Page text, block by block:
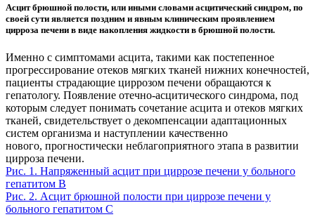
Асцит брюшной полости, или иными словами асцитический синдром, по
своей сути является поздним и явным клиническим проявлением
цирроза печени в виде накопления жидкости в брюшной полости.
Именно с симптомами асцита, такими как постепенное
прогрессирование отеков мягких тканей нижних конечностей,
пациенты страдающие циррозом печени обращаются к
гепатологу. Появление отечно-асцитического синдрома, под
которым следует понимать сочетание асцита и отеков мягких
тканей, свидетельствует о декомпенсации адаптационных
систем организма и наступлении качественно
нового, прогностически неблагоприятного этапа в развитии
цирроза печени.
Рис. 1. Напряженный асцит при циррозе печени у больного
гепатитом В
Рис. 2. Асцит брюшной полости при циррозе печени у
больного гепатитом С